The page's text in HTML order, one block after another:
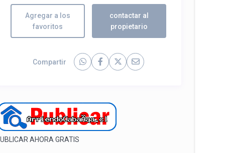
Agregar a los
favoritos
contactar al
propietario
Compartir
AHORA GRATIS